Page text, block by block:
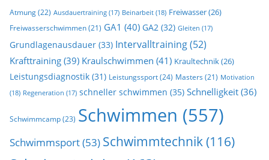
Atmung(22) Ausdauertraining (17) Beinarbeit (18) Freiwasser(26)
Freiwasserschwimmen (21) GA1 (40) GA2 (32) Gleiten (17)
Grundlagenausdauer (33) Intervalltraining(52)
Krafttraining (39) Kraulschwimmen (41) Kraultechnik(26)
Leistungsdiagnostik (31) Leistungssport(24) Masters (21) Motivation
(18) Regeneration (17) schneller schwimmen (35) Schnelligkeit (36)
Schwimmcamp(23) Schwimmen (557)
Schwimmsport(53) Schwimmtechnik(116)